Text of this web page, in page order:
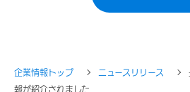
企業情報トップ ニュースリリース
報が紹介されました